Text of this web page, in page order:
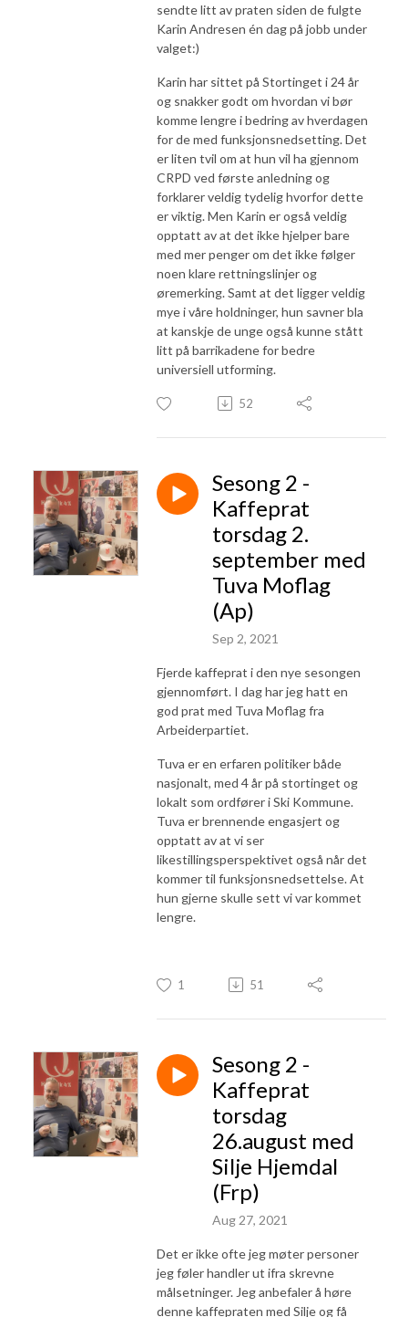
sendte litt av praten siden de fulgte
Karin Andresen én dag på jobb under
valget:)
Karin har sittet på Stortinget i 24 år
og snakker godt om hvordan vi bør
komme lengre i bedring av hverdagen
for de med funksjonsnedsetting. Det
er liten tvil om at hun vil ha gjennom
CRPD ved første anledning og
forklarer veldig tydelig hvorfor dette
er viktig. Men Karin er også veldig
opptatt av at det ikke hjelper bare
med mer penger om det ikke følger
noen klare rettningslinjer og
øremerking. Samt at det ligger veldig
mye i våre holdninger, hun savner bla
at kanskje de unge også kunne stått
litt på barrikadene for bedre
universiell utforming.
52
Sesong 2 -
Kaffeprat
torsdag 2.
september med
Tuva Moflag
(Ap)
Sep 2, 2021
Fjerde kaffeprat i den nye sesongen
gjennomført. I dag har jeg hatt en
god prat med Tuva Moflag fra
Arbeiderpartiet.
Tuva er en erfaren politiker både
nasjonalt, med 4 år på stortinget og
lokalt som ordfører i Ski Kommune.
Tuva er brennende engasjert og
opptatt av at vi ser
likestillingsperspektivet også når det
kommer til funksjonsnedsettelse. At
hun gjerne skulle sett vi var kommet
lengre.
1 51
Sesong 2 -
Kaffeprat
torsdag
26.august med
Silje Hjemdal
(Frp)
Aug 27, 2021
Det er ikke ofte jeg møter personer
jeg føler handler ut ifra skrevne
målsetninger. Jeg anbefaler å høre
denne kaffepraten med Silje og få